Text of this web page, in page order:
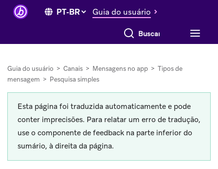
Guia do usuário
Buscar tudo
Guia do usuário > Canais > Mensagens no app > Tipos de
mensagem > Pesquisa simples
Esta página foi traduzida automaticamente e pode
conter imprecisões. Para relatar um erro de tradução,
use o componente de feedback na parte inferior do
sumário, à direita da página.